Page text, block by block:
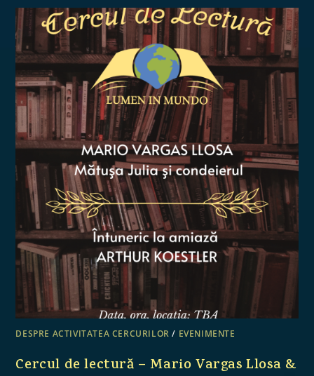
DESPRE ACTIVITATEA CERCURILOR / EVENIMENTE
Cercul de lectură – Mario Vargas Llosa &